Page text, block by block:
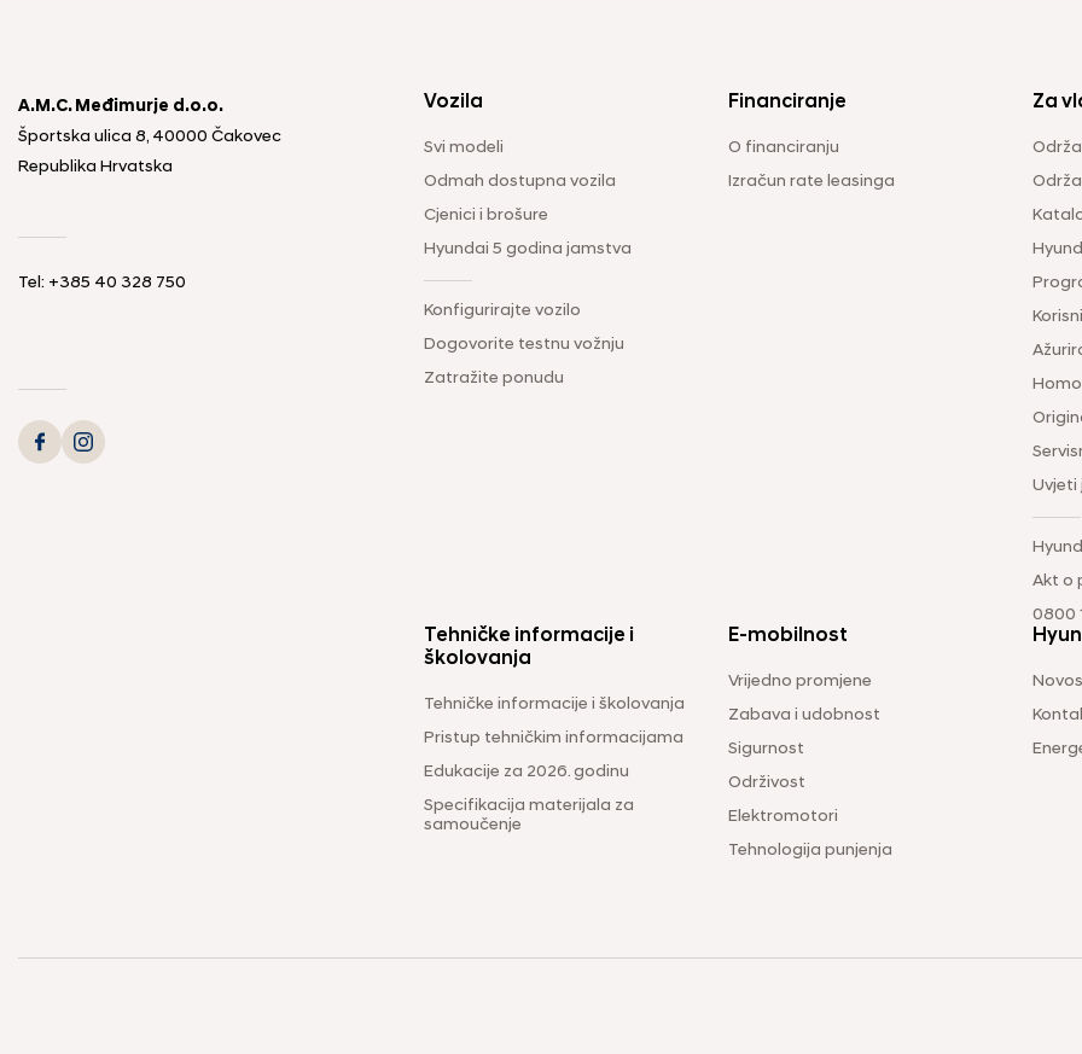
A.M.C. Međimurje d.o.o.
Športska ulica 8, 40000 Čakovec
Republika Hrvatska
Tel: +385 40 328 750
Vozila
Svi modeli
Odmah dostupna vozila
Cjenici i brošure
Hyundai 5 godina jamstva
Konfigurirajte vozilo
Dogovorite testnu vožnju
Zatražite ponudu
Financiranje
O financiranju
Izračun rate leasinga
Za
Uvjeti
Akt o
0800
Tehničke informacije i
školovanja
Tehničke informacije i školovanja
Pristup tehničkim informacijama
Edukacije za 2026. godinu
Specifikacija materijala za
samoučenje
E-mobilnost
Vrijedno promjene
Zabava i udobnost
Sigurnost
Održivost
Elektromotori
Tehnologija punjenja